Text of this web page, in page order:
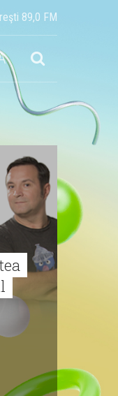
89,0 FM